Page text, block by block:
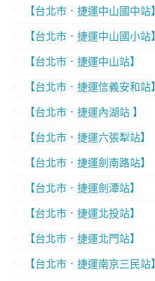
【台北市．捷運中山國中站】
【台北市．捷運中山國小站】
【台北市．捷運中山站】
【台北市．捷運信義安和站】
【台北市．捷運內湖站 】
【台北市．捷運六張犁站】
【台北市．捷運劍南路站】
【台北市．捷運劍潭站】
【台北市．捷運北投站】
【台北市．捷運北門站】
【台北市．捷運南京三民站】